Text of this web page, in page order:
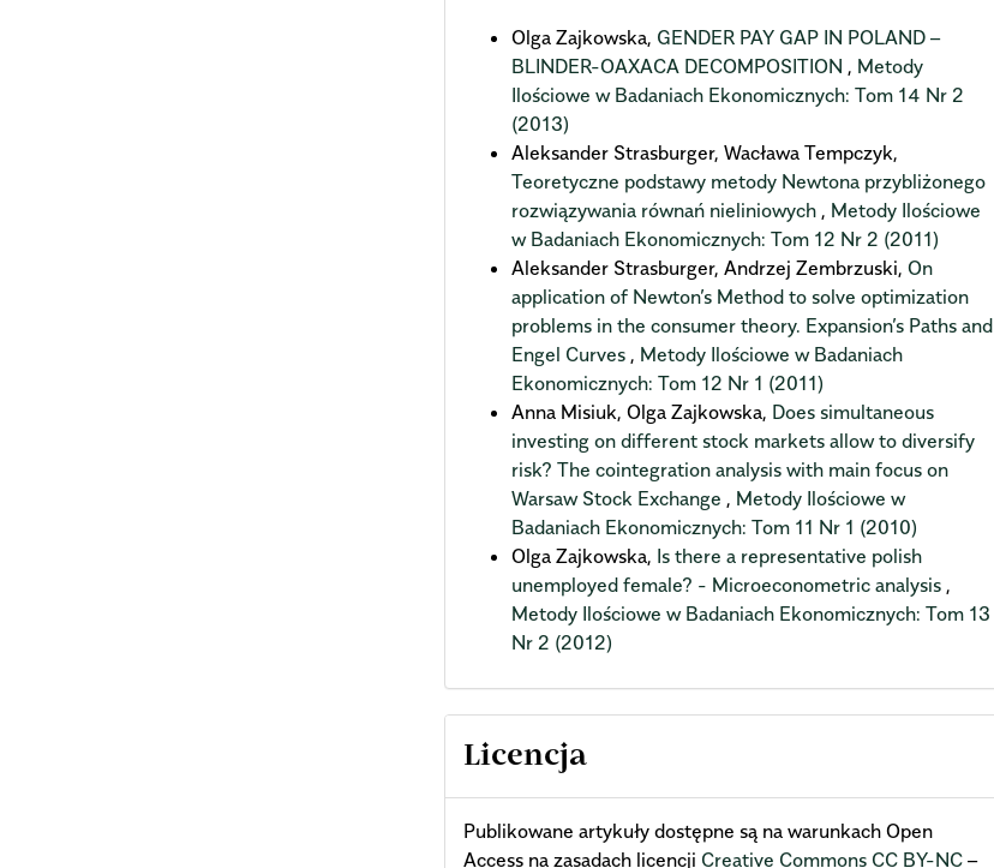
Olga Zajkowska, GENDER PAY GAP IN POLAND –
BLINDER-OAXACA DECOMPOSITION, Metody
Ilościowe w Badaniach Ekonomicznych: Tom 14 Nr 2
(2013)
Aleksander Strasburger, Wacława Tempczyk,
Teoretyczne podstawy metody Newtona przybliżonego
rozwiązywania równań nieliniowych, Metody Ilościowe
w Badaniach Ekonomicznych: Tom 12 Nr 2 (2011)
Aleksander Strasburger, Andrzej Zembrzuski,On
application of Newton’s Method to solve optimization
problems in the consumer theory. Expansion’s Paths and
Engel Curves, Metody Ilościowe w Badaniach
Ekonomicznych: Tom 12 Nr 1 (2011)
Anna Misiuk, Olga Zajkowska, Does simultaneous
investing on different stock markets allow to diversify
risk? The cointegration analysis with main focus on
Warsaw Stock Exchange, Metody Ilościowe w
Badaniach Ekonomicznych: Tom 11 Nr 1 (2010)
Olga Zajkowska, Is there a representative polish
unemployed female? - Microeconometric analysis,
Metody Ilościowe w Badaniach Ekonomicznych: Tom 13
Nr 2 (2012)
Licencja
Publikowane artykuły dostępne są na warunkach Open
Access na zasadach licencji Creative Commons CC BY-NC –